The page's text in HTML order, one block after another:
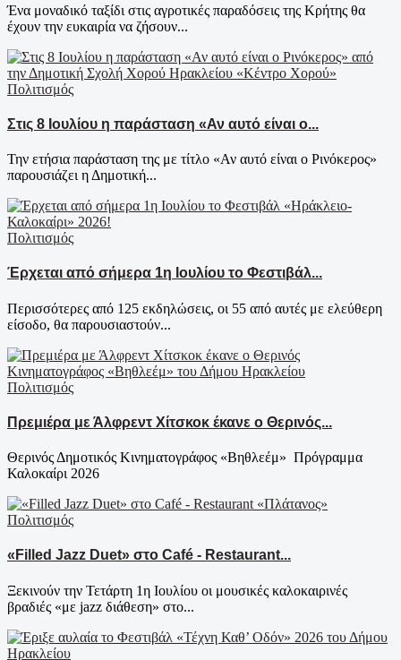
Ένα μοναδικό ταξίδι στις αγροτικές παραδόσεις της Κρήτης θα
έχουν την ευκαιρία να ζήσουν...
Πολιτισμός
Στις 8 Ιουλίου η παράσταση «Αν αυτό είναι ο...
Την ετήσια παράσταση της με τίτλο «Αν αυτό είναι ο Ρινόκερος»
παρουσιάζει η Δημοτική...
Πολιτισμός
Έρχεται από σήμερα 1η Ιουλίου το Φεστιβάλ...
Περισσότερες από 125 εκδηλώσεις, οι 55 από αυτές με ελεύθερη
είσοδο, θα παρουσιαστούν...
Πολιτισμός
Πρεμιέρα με Άλφρεντ Χίτσκοκ έκανε ο Θερινός...
Θερινός Δημοτικός Κινηματογράφος «Βηθλεέμ» Πρόγραμμα
Καλοκαίρι 2026
Πολιτισμός
«Filled Jazz Duet» στο Café - Restaurant...
Ξεκινούν την Τετάρτη 1η Ιουλίου οι μουσικές καλοκαιρινές
βραδιές «με jazz διάθεση» στο...